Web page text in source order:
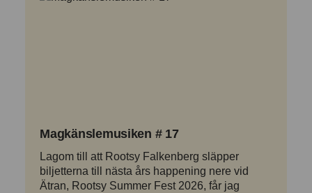
Magkänslemusiken # 17
Lagom till att Rootsy Falkenberg släpper
biljetterna till nästa års happening nere vid
Ätran, Rootsy Summer Fest 2026, får jag